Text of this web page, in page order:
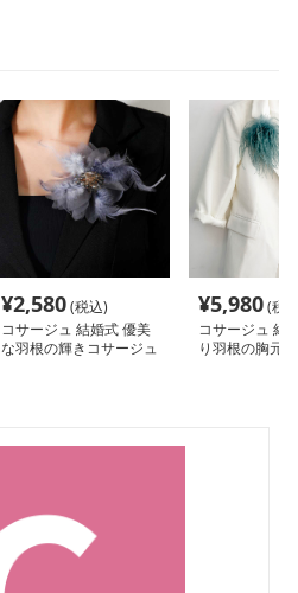
¥2,580(税込)
コサージュ 結婚式 優美
な羽根の輝きコサージュ
¥5,980(税
コサージュ 結
り羽根の胸元